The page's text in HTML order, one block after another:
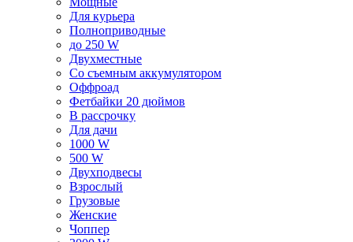
Для курьера
Полноприводные
до 250 W
Двухместные
Со съемным аккумулятором
Оффроад
Фетбайки 20 дюймов
В рассрочку
Для дачи
1000 W
500 W
Двухподвесы
Взрослый
Грузовые
Женские
Чоппер